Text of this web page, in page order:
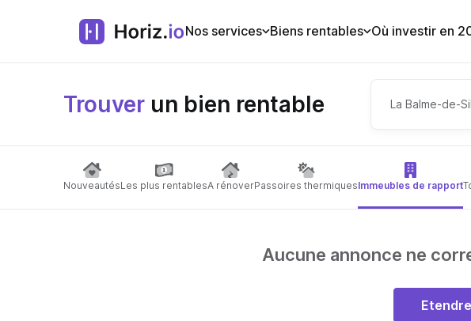
Nos services Biens rentables Où investir en
Trouver un bien rentable La Balme-de-
NouveautésLes plus rentablesA rénoverPassoires thermiquesImmeubles de rapport
Aucune annonce ne